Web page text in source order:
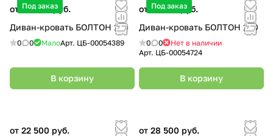
Под заказ
от 28 000 руб.
Диван-кровать БОЛТОН 120
0 0 МалоАрт. ЦБ-00054389
В корзину
Под заказ
от 31 500 руб.
Диван-кровать БОЛТОН 140
0 0
Нет в наличии
Арт. ЦБ-00054724
В корзину
от 22 500 руб.
от 28 500 руб.